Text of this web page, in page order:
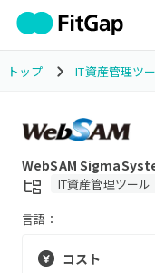
トップ IT資産管理ツ
WebSAM
IT資産管理ツール
言語：
コスト